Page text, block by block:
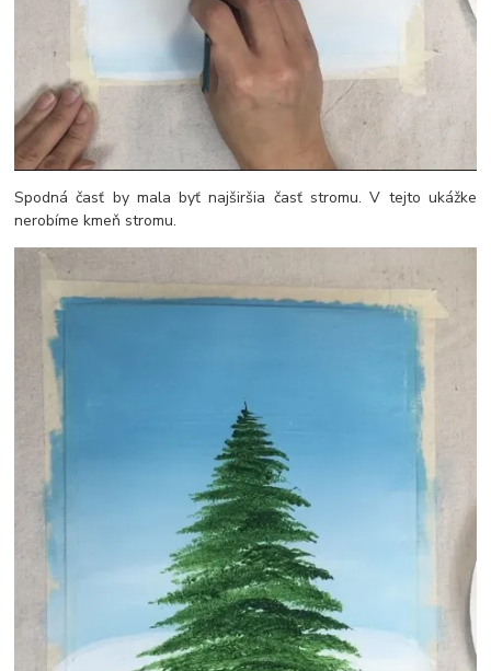
Spodná časť by mala byť najširšia časť stromu. V tejto ukážke
nerobíme kmeň stromu.